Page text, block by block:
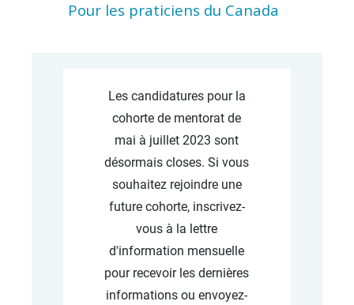
Pour les praticiens du Canada
Les candidatures pour la
cohorte de mentorat de
mai à juillet 2023 sont
désormais closes. Si vous
souhaitez rejoindre une
future cohorte, inscrivez-
vous à la lettre
d'information mensuelle
pour recevoir les dernières
informations ou envoyez-